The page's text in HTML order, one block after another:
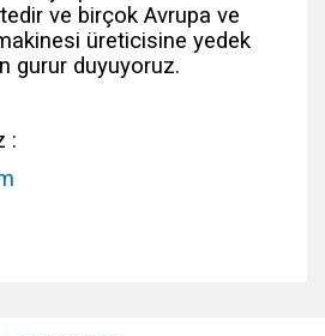
ve birçok Avrupa ve
üreticisine yedek
gurur duyuyoruz.
: